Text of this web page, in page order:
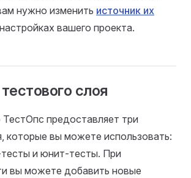
нужно изменить источник их
вашего проекта.
слоя
предоставляет три
которые вы можете использовать:
и юнит-тесты. При
вы можете добавить новые